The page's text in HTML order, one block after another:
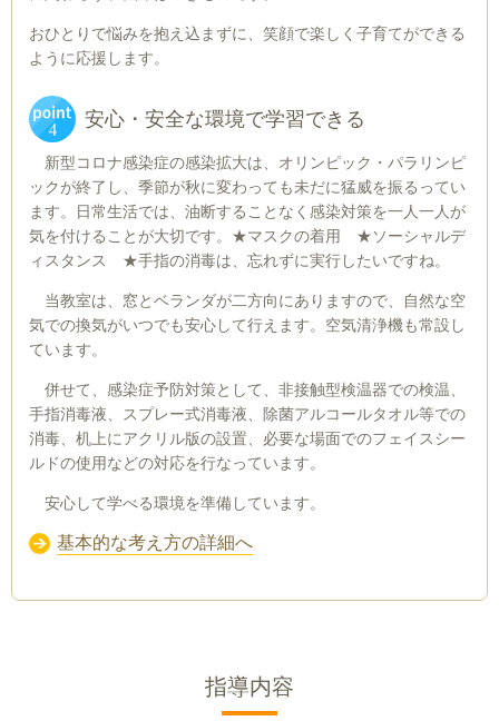
おひとりで悩みを抱え込まずに、笑顔で楽しく子育てができる
ように応援します。
安心・安全な環境で学習できる
新型コロナ感染症の感染拡大は、オリンピック・パラリンピ
ックが終了し、季節が秋に変わっても未だに猛威を振るってい
ます。日常生活では、油断することなく感染対策を一人一人が
気を付けることが大切です。★マスクの着用 ★ソーシャルデ
ィスタンス ★手指の消毒は、忘れずに実行したいですね。
当教室は、窓とベランダが二方向にありますので、自然な空
気での換気がいつでも安心して行えます。空気清浄機も常設し
ています。
併せて、感染症予防対策として、非接触型検温器での検温、
手指消毒液、スプレー式消毒液、除菌アルコールタオル等での
消毒、机上にアクリル版の設置、必要な場面でのフェイスシー
ルドの使用などの対応を行なっています。
安心して学べる環境を準備しています。
基本的な考え方の詳細へ
指導内容